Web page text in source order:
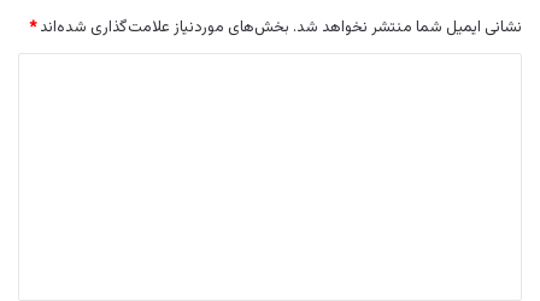
نشانی ایمیل شما منتشر نخواهد شد. بخش‌های موردنیاز علامت‌گذاری شده‌اند*